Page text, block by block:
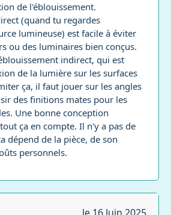
de l'éblouissement.
(quand tu regardes
lumineuse) est facile à éviter
ou des luminaires bien conçus.
indirect, qui est
de la lumière sur les surfaces
ça, il faut jouer sur les angles
des finitions mates pour les
Une bonne conception
ça en compte. Il n'y a pas de
dépend de la pièce, de son
personnels.